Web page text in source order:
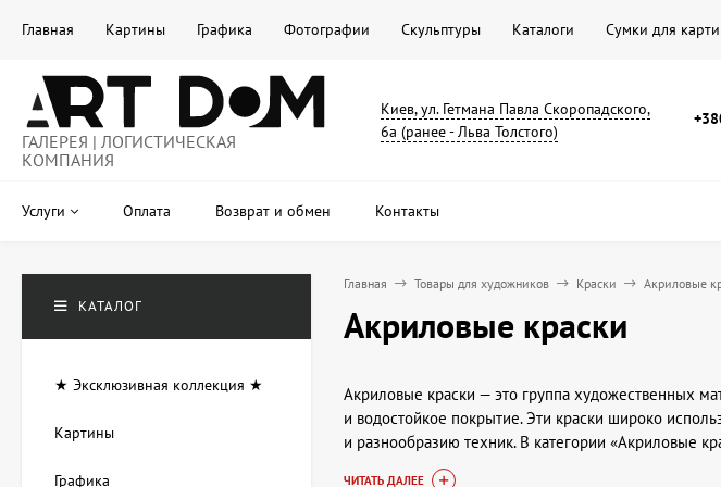
Главная Картины Графика Фотографии Скульптуры Каталоги Сумки для
ГАЛЕРЕЯ | ЛОГИСТИЧЕСКАЯ
КОМПАНИЯ
Киев, ул. Гетмана Павла Скоропадского,
6а (ранее - Льва Толстого)
Услуги Оплата Возврат и обмен Контакты
Главная Товары для художников Краски Акриловые
Акриловые краски
Акриловые краски — это группа художественных
и водостойкое покрытие. Эти краски широко
и разнообразию техник. В категории «Акриловые
профессионалов, так и начинающих художников.
ЧИТАТЬ ДАЛЕЕ
КАТАЛОГ
★ Эксклюзивная коллекция ★
Картины
Графика